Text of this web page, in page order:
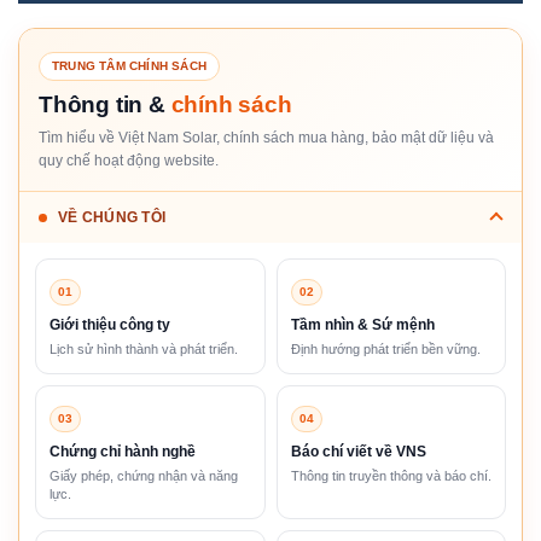
TRUNG TÂM CHÍNH SÁCH
Thông tin & chính sách
Tìm hiểu về Việt Nam Solar, chính sách mua hàng, bảo mật dữ liệu và
quy chế hoạt động website.
VỀ CHÚNG TÔI
01
Giới thiệu công ty
Lịch sử hình thành và phát triển.
02
Tầm nhìn & Sứ mệnh
Định hướng phát triển bền vững.
03
Chứng chỉ hành nghề
Giấy phép, chứng nhận và năng
lực.
04
Báo chí viết về VNS
Thông tin truyền thông và báo chí.